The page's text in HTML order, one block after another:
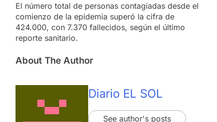
El número total de personas contagiadas desde el
comienzo de la epidemia superó la cifra de
424.000, con 7.370 fallecidos, según el último
reporte sanitario.
About The Author
Diario EL SOL
See author's posts